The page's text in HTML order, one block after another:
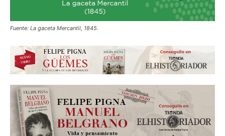
Fuente: La gaceta Mercantil, 1845.